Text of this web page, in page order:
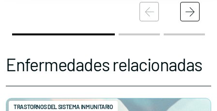
Enfermedades relacionadas
TRASTORNOS DEL SISTEMA INMUNITARIO